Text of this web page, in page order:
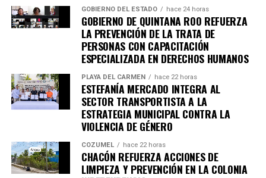
Unirme al canal de WhatsApp
GOBIERNO DEL ESTADO hace 24 horas
GOBIERNO DE QUINTANA ROO REFUERZA
LA PREVENCIÓN DE LA TRATA DE
PERSONAS CON CAPACITACIÓN
ESPECIALIZADA EN DERECHOS HUMANOS
PLAYA DEL CARMEN hace 22 horas
ESTEFANÍA MERCADO INTEGRA AL
SECTOR TRANSPORTISTA A LA
ESTRATEGIA MUNICIPAL CONTRA LA
VIOLENCIA DE GÉNERO
COZUMEL hace 22 horas
CHACÓN REFUERZA ACCIONES DE
LIMPIEZA Y PREVENCIÓN EN LA COLONIA